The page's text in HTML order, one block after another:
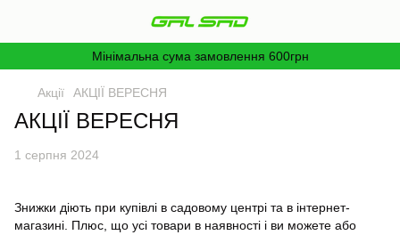
Мінімальна сума замовлення 600грн
Акції АКЦІЇ ВЕРЕСНЯ
АКЦІЇ ВЕРЕСНЯ
1 серпня 2024
Знижки діють при купівлі в садовому центрі та в інтернет-
магазині. Плюс, що усі товари в наявності і ви можете або